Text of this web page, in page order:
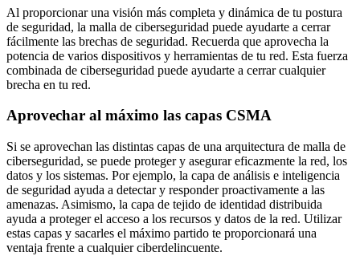
Al proporcionar una visión más completa y dinámica de tu postura
de seguridad, la malla de ciberseguridad puede ayudarte a cerrar
fácilmente las brechas de seguridad. Recuerda que aprovecha la
potencia de varios dispositivos y herramientas de tu red. Esta fuerza
combinada de ciberseguridad puede ayudarte a cerrar cualquier
brecha en tu red.
Aprovechar al máximo las capas CSMA
Si se aprovechan las distintas capas de una arquitectura de malla de
ciberseguridad, se puede proteger y asegurar eficazmente la red, los
datos y los sistemas. Por ejemplo, la capa de análisis e inteligencia
de seguridad ayuda a detectar y responder proactivamente a las
amenazas. Asimismo, la capa de tejido de identidad distribuida
ayuda a proteger el acceso a los recursos y datos de la red. Utilizar
estas capas y sacarles el máximo partido te proporcionará una
ventaja frente a cualquier ciberdelincuente.